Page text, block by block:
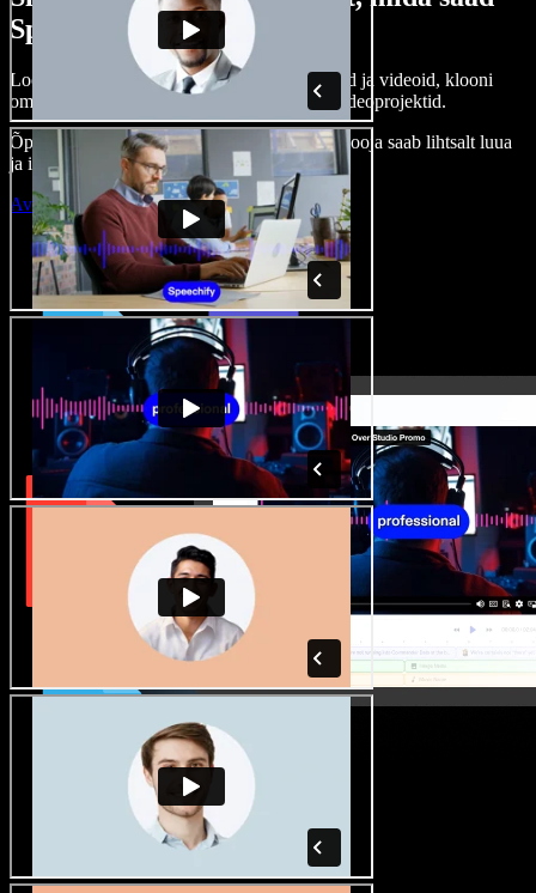
Speechify Studioga teha.
Loo voice-over’eid, kasuta tasuta pilte, helisid ja videoid, klooni
oma häält ja pane kokku terviklikud audio-videoprojektid.
Õppimiskõver puudub, kõik töötab veebis – looja saab lihtsalt luua
ja ideed kiiresti ellu viia.
Ava Studio